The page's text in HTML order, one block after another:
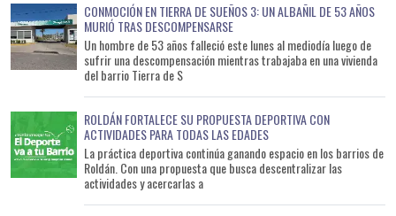
CONMOCIÓN EN TIERRA DE SUEÑOS 3: UN ALBAÑIL DE 53 AÑOS
MURIÓ TRAS DESCOMPENSARSE
Un hombre de 53 años falleció este lunes al mediodía luego de
sufrir una descompensación mientras trabajaba en una vivienda
del barrio Tierra de S
ROLDÁN FORTALECE SU PROPUESTA DEPORTIVA CON
ACTIVIDADES PARA TODAS LAS EDADES
La práctica deportiva continúa ganando espacio en los barrios de
Roldán. Con una propuesta que busca descentralizar las
actividades y acercarlas a